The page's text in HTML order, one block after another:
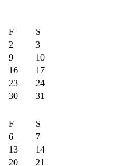
F
S
2
3
9
10
16
17
23
24
30
31
F
S
6
7
13
14
20 21